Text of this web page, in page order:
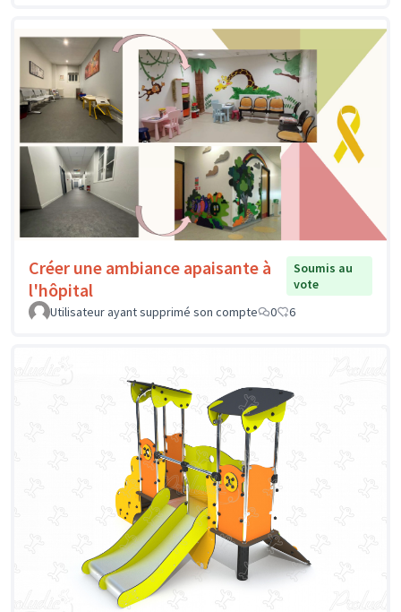
Créer une ambiance apaisante à
l'hôpital
Soumis au
vote
Utilisateur ayant supprimé son compte
0 6